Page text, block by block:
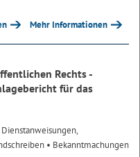
Mehr Informationen
Rechts -
für das
• Bekanntmachungen